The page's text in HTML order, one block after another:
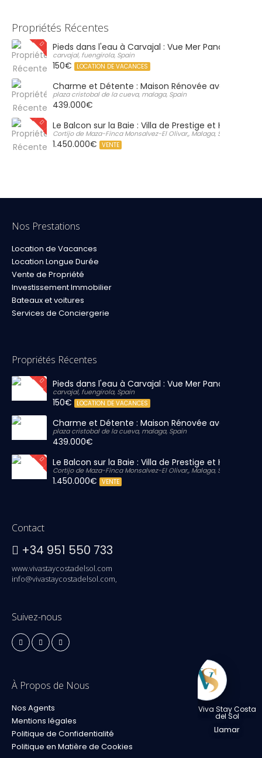
Propriétés Récentes
Pieds dans l'eau à Carvajal : Vue Mer Panoramique
carvajal, fuengirola, Spain
150€ LOCATION DE VACANCES
Charme et Détente : Maison Rénovée avec Grand
plaza cristobal de la cueva, malaga, Spain
439.000€
Le Balcon sur la Baie : Villa de Prestige et Horizon
Cortijo de Maza-Finca Monsalvez-El Olivar,, Malaga, Spain
1.450.000€ VENTE
Nos Prestations
Location de Vacances
Location Longue Durée
Vente de Propriété
Investissement Immobilier
Bateaux et voitures
Services de Conciergerie
Propriétés Récentes
Pieds dans l'eau à Carvajal : Vue Mer Panoramique
carvajal, fuengirola, Spain
150€ LOCATION DE VACANCES
Charme et Détente : Maison Rénovée avec Grand
plaza cristobal de la cueva, malaga, Spain
439.000€
Le Balcon sur la Baie : Villa de Prestige et Horizon
Cortijo de Maza-Finca Monsalvez-El Olivar,, Malaga, Spain
1.450.000€ VENTE
Contact
+34 951 550 733
www.vivastaycostadelsol.com
info@vivastaycostadelsol.com,
Suivez-nous
À Propos de Nous
Nos Agents
Mentions légales
Politique de Confidentialité
Politique en Matière de Cookies
Viva Stay Costa
del Sol
Llamar